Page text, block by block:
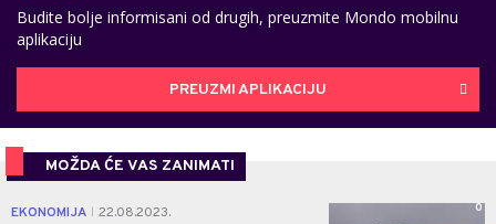
Budite bolje informisani od drugih, preuzmite Mondo mobilnu
aplikaciju
PREUZMI APLIKACIJU
MOŽDA ĆE VAS ZANIMATI
EKONOMIJA 22.08.2023. 0